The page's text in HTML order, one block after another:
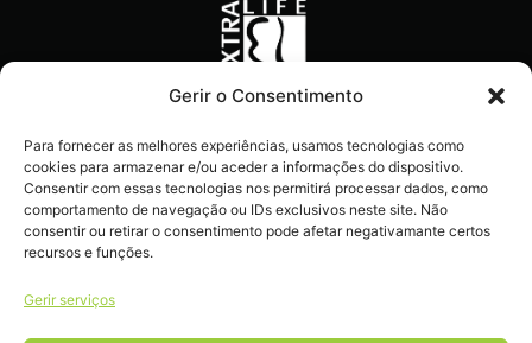
Gerir o Consentimento
Para fornecer as melhores experiências, usamos tecnologias como
cookies para armazenar e/ou aceder a informações do dispositivo.
Consentir com essas tecnologias nos permitirá processar dados, como
comportamento de navegação ou IDs exclusivos neste site. Não
consentir ou retirar o consentimento pode afetar negativamante certos
recursos e funções.
Gerir serviços
novidades e dicas
imperdíveis diretamente no
teu e-mail.